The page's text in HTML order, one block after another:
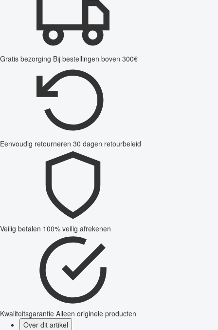
Gratis bezorging Bij bestellingen boven 300€
Eenvoudig retourneren 30 dagen retourbeleid
Veilig betalen 100% veilig afrekenen
Kwaliteitsgarantie Alleen originele producten
Over dit artikel